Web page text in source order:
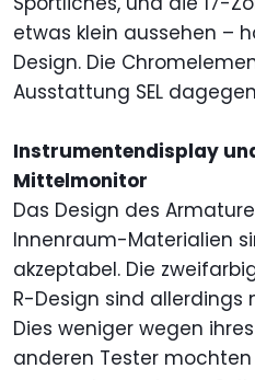
etwas klein aussehen –
Design. Die
Ausstattung SEL
Instrumentendisplay
Mittelmonitor
Das Design des
Innenraum-Materialien
akzeptabel. Die
R-Design sind allerdings
Dies weniger wegen
anderen Tester